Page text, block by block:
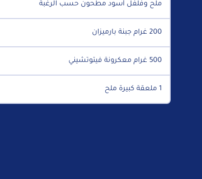
ملح وفلفل أسود مطحون حسب الرغبة
200 غرام جبنة بارميزان
500 غرام معكرونة فيتوتشيني
1 ملعقة كبيرة ملح